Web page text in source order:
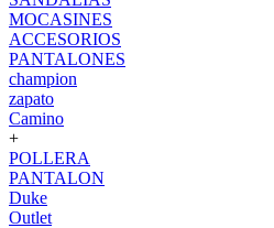
MOCASINES
ACCESORIOS
PANTALONES
champion
zapato
Camino
+
POLLERA
PANTALON
Duke
Outlet